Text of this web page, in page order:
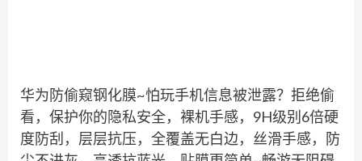
华为防偷窥钢化膜~怕玩手机信息被泄露？拒绝偷
看，保护你的隐私安全，裸机手感，9H级别6倍硬
度防刮，层层抗压，全覆盖无白边，丝滑手感，防